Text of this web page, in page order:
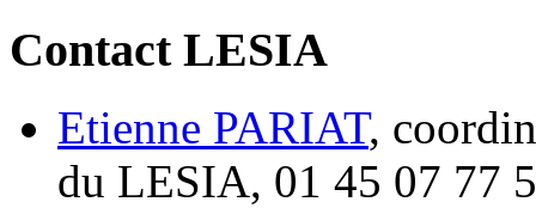
Contact LESIA
Etienne PARIAT,
du LESIA, 01 45 07 77